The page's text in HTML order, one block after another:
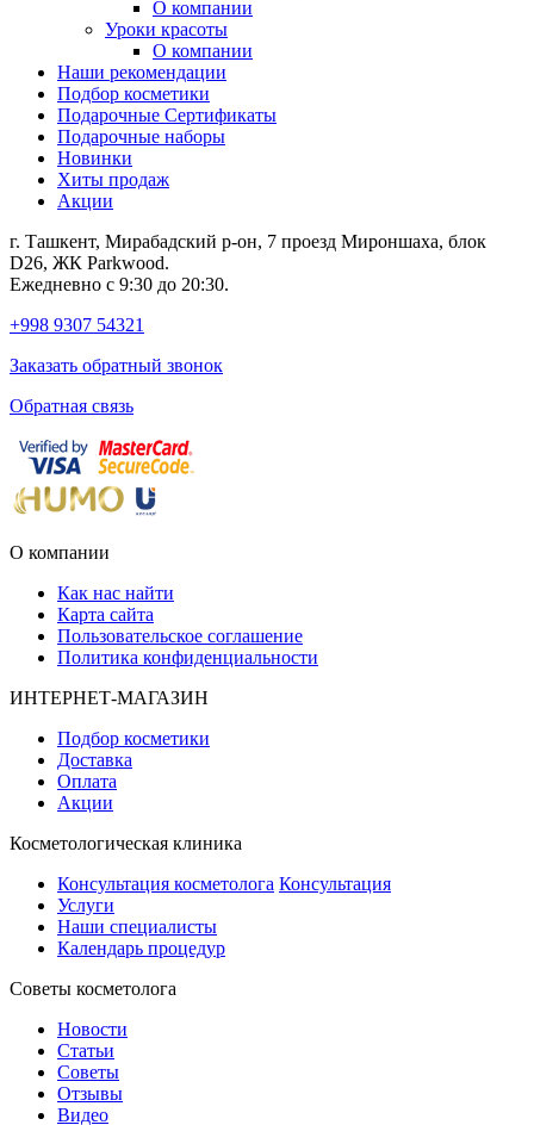
О компании
Уроки красоты
О компании
Наши рекомендации
Подбор косметики
Подарочные Сертификаты
Подарочные наборы
Новинки
Хиты продаж
Акции
г. Ташкент, Мирабадский р-он, 7 проезд Мироншаха, блок
D26, ЖК Раrkwood.
Ежедневно с 9:30 до 20:30.
+998 9307 54321
Заказать обратный звонок
Обратная связь
О компании
Как нас найти
Карта сайта
Пользовательское соглашение
Политика конфиденциальности
ИНТЕРНЕТ-МАГАЗИН
Подбор косметики
Доставка
Оплата
Акции
Косметологическая клиника
Консультация косметолога Консультация
Услуги
Наши специалисты
Календарь процедур
Cоветы косметолога
Новости
Статьи
Советы
Отзывы
Видео